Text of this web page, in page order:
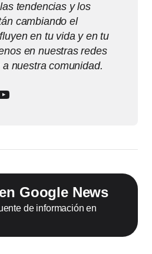
tendencias y los
cambiando el
en tu vida y en tu
en nuestras redes
nuestra comunidad.
Google News
de información en